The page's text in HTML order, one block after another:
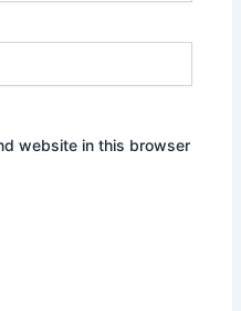
website in this browser